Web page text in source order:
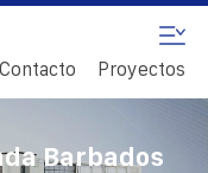
Contacto Proyectos
Barbados